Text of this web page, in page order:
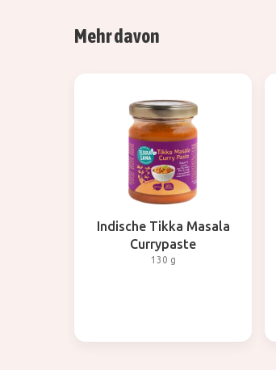
Mehr davon
Indische Tikka Masala
Currypaste
130 g